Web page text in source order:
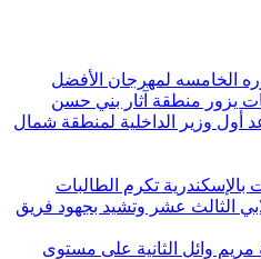
الخامسه لمهرجان الأفضل
يزور منطقة آثار بني حسن
أول وزير الداخلية لمنطقة شمال
بالإسكندرية تكرم الطالبات
الثالث عشر وتشيد بجهود فريق
مريم وائل الثانية على مستوى